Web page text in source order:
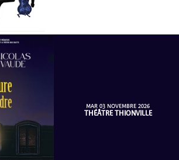
MAR 03 NOVEMBRE 2026
THÉÂTRE THIONVILLE